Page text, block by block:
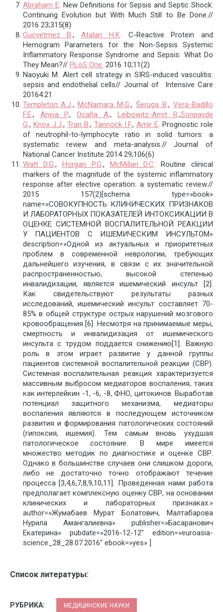
Abraham E. New Definitions for Sepsis and Septic Shock:
Continuing Evolution but With Much Still to Be Done.//
2016 23;315(8)
Gucyetmez B.,Atalan H.K. C-Reactive Protein and
Hemogram Parameters for the Non-Sepsis Systemic
Inflammatory Response Syndrome and Sepsis: What Do
They Mean?// PLoS One. 2016 10;11(2)
Naoyuki M. Alert cell strategy in SIRS-induced vasculitis:
sepsis and endothelial cells// Journal of Intensive Care
20164:21
Templeton A.J.,McNamara M.G.,Šeruga B.,Vera-Badillo
F.E., Aneja P.,Ocaña A.,Leibowitz-Amit R.,Sonpavde
G., Knox J.J., Tran B., Tannock I.F., Amir E. Prognostic role
of neutrophil-to-lymphocyte ratio in solid tumors: a
systematic review and meta-analysis.// Journal of
National Cancer Institute 2014 29;106(6)
Watt D.G.,Horgan P.G., McMillan D.C. Routine clinical
markers of the magnitude of the systemic inflammatory
response after elective operation: a systematic review.//
2015 157(2)[schema type=»book»
name=»СОВОКУПНОСТЬ КЛИНИЧЕСКИХ ПРИЗНАКОВ
И ЛАБОРАТОРНЫХ ПОКАЗАТЕЛЕЙ ИНТОКСИКАЦИИ В
ОЦЕНКЕ СИСТЕМНОЙ ВОСПАЛИТЕЛЬНОЙ РЕАКЦИИ
У ПАЦИЕНТОВ С ИШЕМИЧЕСКИМ ИНСУЛЬТОМ»
description=»Одной из актуальных и приоритетных
проблем в современной неврологии, требующих
дальнейшего изучения, в связи с их значительной
распространенностью, высокой степенью
инвалидизации, является ишемический инсульт [2].
Как свидетельствуют результаты разных
исследований, ишемический инсульт составляет 70-
85% в общей структуре острых нарушений мозгового
кровообращения [6]. Несмотря на принимаемые меры,
смертность и инвалидизация от ишемического
инсульта с трудом поддается снижению[1]. Важную
роль в этом играет развитие у данной группы
пациентов системной воспалительной реакции (СВР).
Системная воспалительная реакция характеризуется
массивным выбросом медиаторов воспаления, таких
как интерлейкин -1, -6, -8, ФНО, цитокинов. Выработав
потенциал защитного механизма, медиаторы
воспаления являются в последующем источником
развития и формирования патологических состояний
(гипоксия, ишемия). Тем самым вновь ухудшая
патологическое состояние. В мире имеется
множество методик по диагностике и оценке СВР.
Однако в большинстве случаев они слишком дороги,
либо не достаточно точно отображают течение
процесса [3,4,6,7,8,9,10,11]. Проведенная нами работа
предполагает комплексную оценку СВР, на основании
клинических и лабораторных признаках.»
author=»Жумабаев Мурат Болатович, Малтабарова
Нурила Амангалиевна» publisher=»Басаранович
Екатерина» pubdate=»2016-12-12″ edition=»euroasia-
science_28_28.07.2016″ ebook=»yes» ]
Список литературы:
РУБРИКА: МЕДИЦИНСКИЕ НАУКИ